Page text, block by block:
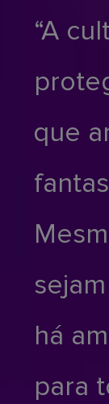
“A
que
há
para